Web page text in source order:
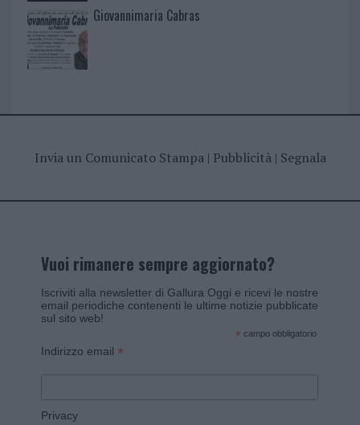
Giovannimaria Cabras
Invia un Comunicato Stampa| Pubblicità| Segnala
Vuoi rimanere sempre aggiornato?
Iscriviti alla newsletter di Gallura Oggi e ricevi le nostre
email periodiche contenenti le ultime notizie pubblicate
sul sito web!
* campo obbligatorio
Indirizzo email *
Privacy